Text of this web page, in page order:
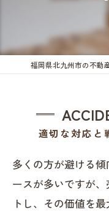
適切な対応と
多くの方が避ける
ースが多いですが
トし、その価値を